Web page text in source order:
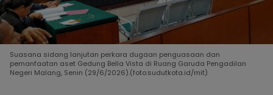
Suasana sidang lanjutan perkara dugaan penguasaan dan
pemanfaatan aset Gedung Bella Vista di Ruang Garuda Pengadilan
Negeri Malang, Senin (29/6/2026).(foto:sudutkota.id/mit)